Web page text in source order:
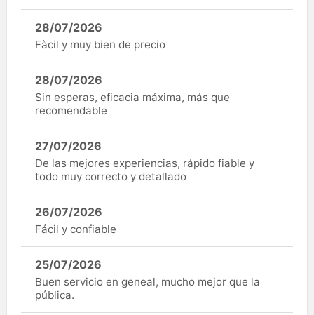
28/07/2026
Fàcil y muy bien de precio
28/07/2026
Sin esperas, eficacia máxima, más que
recomendable
27/07/2026
De las mejores experiencias, rápido fiable y
todo muy correcto y detallado
26/07/2026
Fácil y confiable
25/07/2026
Buen servicio en geneal, mucho mejor que la
pública.